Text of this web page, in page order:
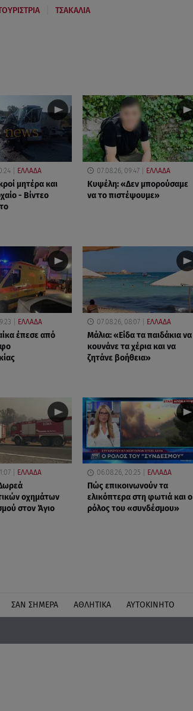
ΤΣΑΚΑΛΙΑ
ΕΛΛΑΔΑ
μητέρα και
- Βίντεο
07.08.26, 09:47 ΕΛΛΑΔΑ
Κυψέλη: «Δεν μπορούσαμε
να το πιστέψουμε»
ΕΛΛΑΔΑ
έπεσε από
07.08.26, 08:07 ΕΛΛΑΔΑ
Μάλια: «Είδα τα παιδάκια να
κουνάνε τα χέρια και να
ζητάνε βοήθεια»
ΕΛΛΑΔΑ
οχημάτων
στον Άγιο
06.08.26, 20:25 ΕΛΛΑΔΑ
Πώς επικοινωνούν τα
ελικόπτερα στη φωτιά και ο
ρόλος του «συνδέσμου»
ΣΑΝ ΣΗΜΕΡΑ ΑΘΛΗΤΙΚΑ ΑΥΤΟΚΙΝΗΤΟ